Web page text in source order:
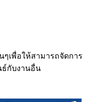
ๆเพื่อให้สามารถจัดการ
ธ์กับงานอื่น